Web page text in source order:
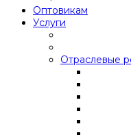
Оптовикам
Услуги
Отраслевые